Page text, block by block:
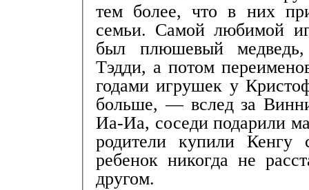
тем более, что в них
семьи. Самой любимой
был плюшевый медведь,
Тэдди, а потом
годами игрушек у
больше, — вслед за
Иа-Иа, соседи подарили
родители купили
ребенок никогда не
другом.